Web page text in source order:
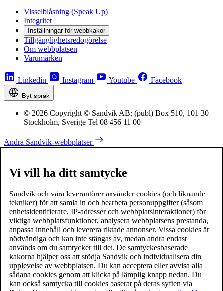
Visselblåsning (Speak Up)
Integritet
Inställningar för webbkakor
Tillgänglighetsredogörelse
Om webbplatsen
Varumärken
Linkedin Instagram Youtube Facebook
Byt språk
© 2026 Copyright © Sandvik AB; (publ) Box 510, 101 30
Stockholm, Sverige Tel 08 456 11 00
Andra Sandvik-webbplatser
Vi vill ha ditt samtycke
Sandvik och våra leverantörer använder cookies (och liknande
tekniker) för att samla in och bearbeta personuppgifter (såsom
enhetsidentifierare, IP-adresser och webbplatsinteraktioner) för
viktiga webbplatsfunktioner, analysera webbplatsens prestanda,
anpassa innehåll och leverera riktade annonser. Vissa cookies är
nödvändiga och kan inte stängas av, medan andra endast
används om du samtycker till det. De samtyckesbaserade
kakorna hjälper oss att stödja Sandvik och individualisera din
upplevelse av webbplatsen. Du kan acceptera eller avvisa alla
sådana cookies genom att klicka på lämplig knapp nedan. Du
kan också samtycka till cookies baserat på deras syften via